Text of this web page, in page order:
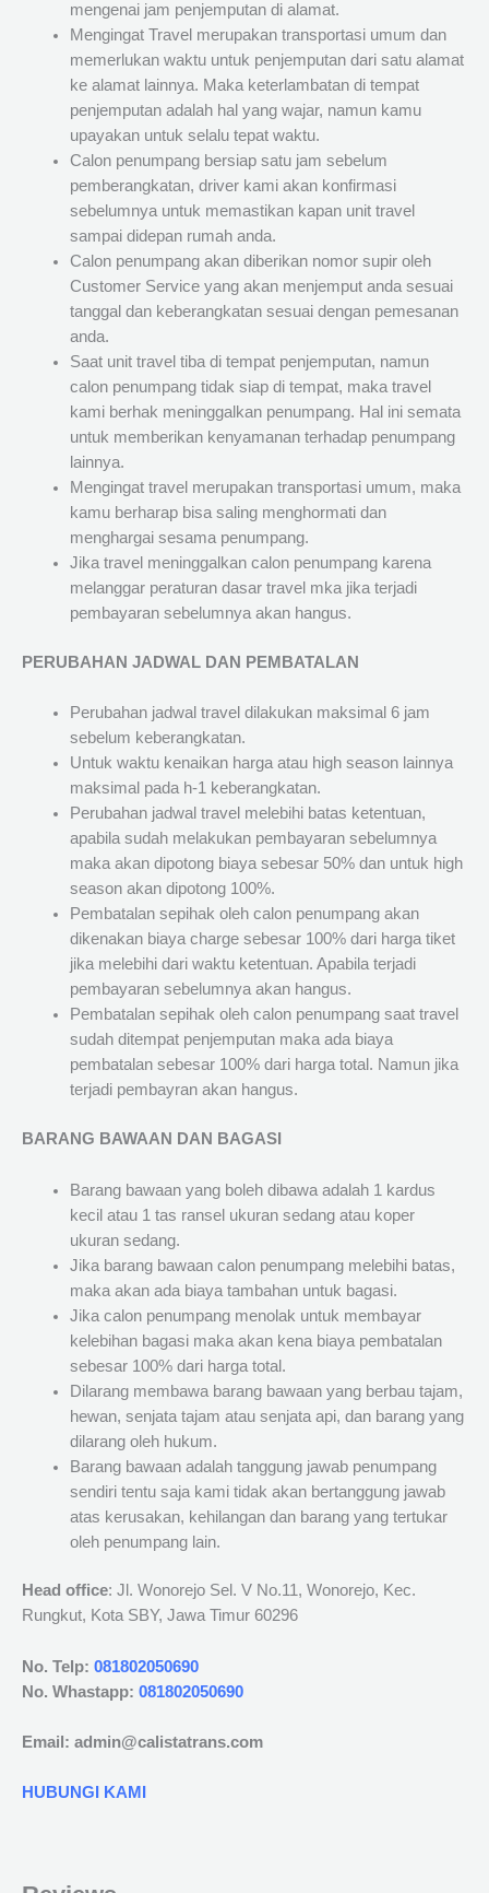
mengenai jam penjemputan di alamat.
Mengingat Travel merupakan transportasi umum dan
memerlukan waktu untuk penjemputan dari satu alamat
ke alamat lainnya. Maka keterlambatan di tempat
penjemputan adalah hal yang wajar, namun kamu
upayakan untuk selalu tepat waktu.
Calon penumpang bersiap satu jam sebelum
pemberangkatan, driver kami akan konfirmasi
sebelumnya untuk memastikan kapan unit travel
sampai didepan rumah anda.
Calon penumpang akan diberikan nomor supir oleh
Customer Service yang akan menjemput anda sesuai
tanggal dan keberangkatan sesuai dengan pemesanan
anda.
Saat unit travel tiba di tempat penjemputan, namun
calon penumpang tidak siap di tempat, maka travel
kami berhak meninggalkan penumpang. Hal ini semata
untuk memberikan kenyamanan terhadap penumpang
lainnya.
Mengingat travel merupakan transportasi umum, maka
kamu berharap bisa saling menghormati dan
menghargai sesama penumpang.
Jika travel meninggalkan calon penumpang karena
melanggar peraturan dasar travel mka jika terjadi
pembayaran sebelumnya akan hangus.
PERUBAHAN JADWAL DAN PEMBATALAN
Perubahan jadwal travel dilakukan maksimal 6 jam
sebelum keberangkatan.
Untuk waktu kenaikan harga atau high season lainnya
maksimal pada h-1 keberangkatan.
Perubahan jadwal travel melebihi batas ketentuan,
apabila sudah melakukan pembayaran sebelumnya
maka akan dipotong biaya sebesar 50% dan untuk high
season akan dipotong 100%.
Pembatalan sepihak oleh calon penumpang akan
dikenakan biaya charge sebesar 100% dari harga tiket
jika melebihi dari waktu ketentuan. Apabila terjadi
pembayaran sebelumnya akan hangus.
Pembatalan sepihak oleh calon penumpang saat travel
sudah ditempat penjemputan maka ada biaya
pembatalan sebesar 100% dari harga total. Namun jika
terjadi pembayran akan hangus.
BARANG BAWAAN DAN BAGASI
Barang bawaan yang boleh dibawa adalah 1 kardus
kecil atau 1 tas ransel ukuran sedang atau koper
ukuran sedang.
Jika barang bawaan calon penumpang melebihi batas,
maka akan ada biaya tambahan untuk bagasi.
Jika calon penumpang menolak untuk membayar
kelebihan bagasi maka akan kena biaya pembatalan
sebesar 100% dari harga total.
Dilarang membawa barang bawaan yang berbau tajam,
hewan, senjata tajam atau senjata api, dan barang yang
dilarang oleh hukum.
Barang bawaan adalah tanggung jawab penumpang
sendiri tentu saja kami tidak akan bertanggung jawab
atas kerusakan, kehilangan dan barang yang tertukar
oleh penumpang lain.
Head office: Jl. Wonorejo Sel. V No.11, Wonorejo, Kec.
Rungkut, Kota SBY, Jawa Timur 60296
No. Telp: 081802050690
No. Whastapp: 081802050690
Email: admin@calistatrans.com
HUBUNGI KAMI